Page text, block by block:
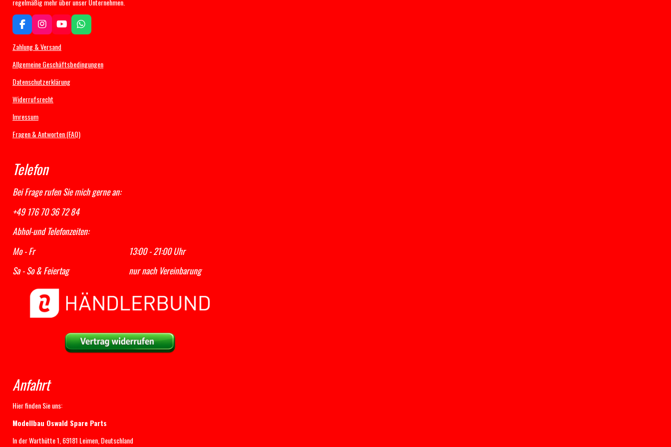
regelmäßig mehr über unser Unternehmen.
F
a
c
b
o
I
n
s
a
r
m
Y
o
u
u
e
W
h
s
Zahlung & Versand
Allgemeine Geschäftsbedingungen
Datenschutzerklärung
Widerrufsrecht
Imressum
Fragen & Antworten (FAQ)
Telefon
Bei Frage rufen Sie mich gerne an:
+49 176 70 36 72 84
Abhol-und Telefonzeiten:
Mo - Fr 13:00 - 21:00 Uhr
Sa - So & Feiertag nur nach Vereinbarung
Anfahrt
Hier finden Sie uns:
Modellbau Oswald Spare Parts
In der Warthütte 1, 69181 Leimen, Deutschland